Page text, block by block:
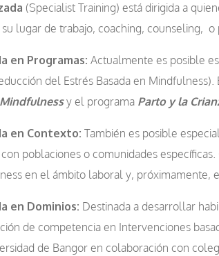
(Specialist Training) está dirigida a
lugar de trabajo, coaching, counseling, o
en Programas: Actualmente es posible
del Estrés Basada en
y el programa Parto y la
en Contexto: También es posible
poblaciones o comunidades
en el ámbito laboral y, próximamente,
en Dominios: Destinada a desarrollar
de competencia en Intervenciones
de Bangor en colaboración con